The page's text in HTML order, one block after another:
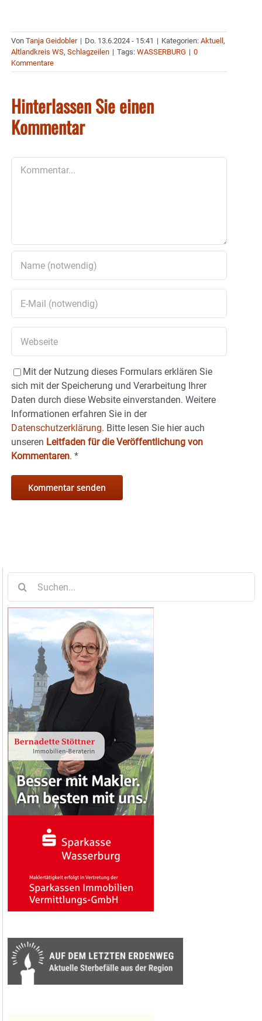
Von Tanja Geidobler | Do. 13.6.2024 - 15:41 | Kategorien: Aktuell ,
Altlandkreis WS, Schlagzeilen | Tags: WASSERBURG | 0
Kommentare
Hinterlassen Sie einen
Kommentar
Mit der Nutzung dieses Formulars erklären Sie
sich mit der Speicherung und Verarbeitung Ihrer
Daten durch diese Website einverstanden. Weitere
Informationen erfahren Sie in der
Datenschutzerklärung. Bitte lesen Sie hier auch
unseren Leitfaden für die Veröffentlichung von
Kommentaren. *
nach: